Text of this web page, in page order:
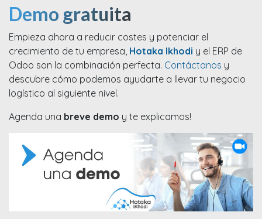
Demo gratuita
Empieza ahora a reducir costes y potenciar el
crecimiento de tu empresa, Hotaka Ikhodi y el ERP de
Odoo son la combinación perfecta. Contáctanos y
descubre cómo podemos ayudarte a llevar tu negocio
logístico al siguiente nivel.
Agenda una breve demo y te explicamos!